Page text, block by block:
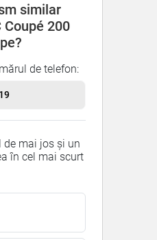
similar
Coupé 200
de telefon:
mai jos și un
în cel mai scurt